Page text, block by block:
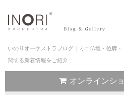
いのりオーケストラブログ｜ミニ仏壇・位牌
関する新着情報をご紹介
オンラインシ